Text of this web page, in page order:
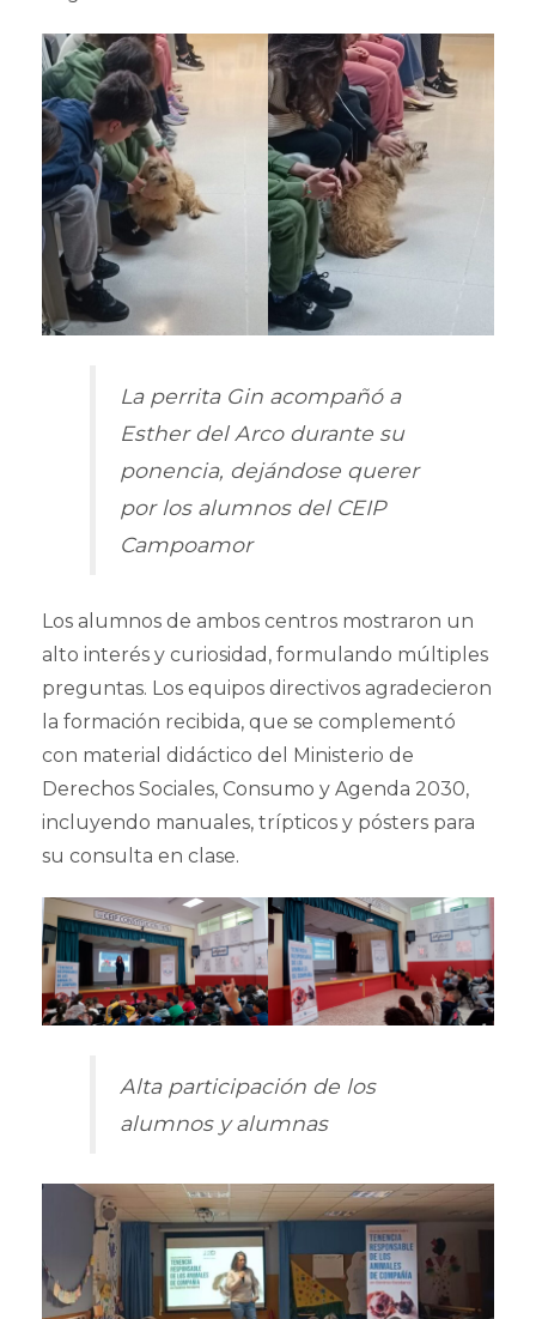
La perrita Gin acompañó a
Esther del Arco durante su
ponencia, dejándose querer
por los alumnos del CEIP
Campoamor
Los alumnos de ambos centros mostraron un
alto interés y curiosidad, formulando múltiples
preguntas. Los equipos directivos agradecieron
la formación recibida, que se complementó
con material didáctico del Ministerio de
Derechos Sociales, Consumo y Agenda 2030,
incluyendo manuales, trípticos y pósters para
su consulta en clase.
Alta participación de los
alumnos y alumnas